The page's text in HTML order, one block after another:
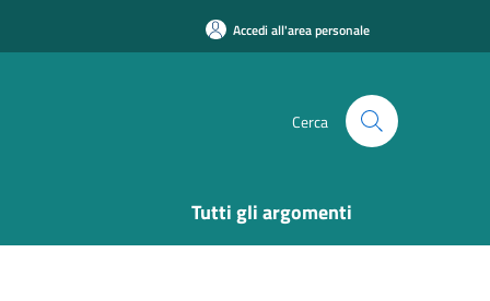
Accedi all'area personale
Cerca
Tutti gli argomenti